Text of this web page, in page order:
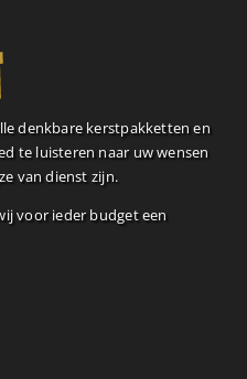
denkbare kerstpakketten en
te luisteren naar uw wensen
van dienst zijn.
voor ieder budget een